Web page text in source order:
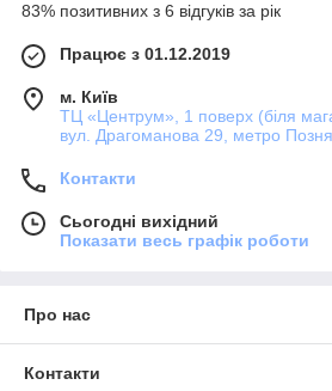
83% позитивних з 6 відгуків за рік
Працює з 01.12.2019
м. Київ
ТЦ «Центрум», 1 поверх (біля
вул. Драгоманова 29, метро
Контакти
Сьогодні вихідний
Показати весь графік роботи
Про нас
Контакти